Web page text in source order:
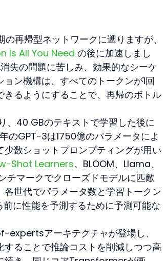
再帰型ネットワークに遡りますが、
Is All You Need の後に加速しまし
失の問題に苦しみ、効果的なシーケ
ン機構は、すべてのトークンが1回
るようにすることで、再帰のボトル
、40 GBのテキストで学習した後に
のGPT-3は1750億のパラメータによ
数ショットプロンプティングが用い
Shot Learners。BLOOM、Llama、
チマークでクローズドモデルに匹敵
世代でパラメータ数と学習トークン
に性能を予測するために予測可能な
アーキテクチャが登場し、
ることで推論コストを削減しつつ高